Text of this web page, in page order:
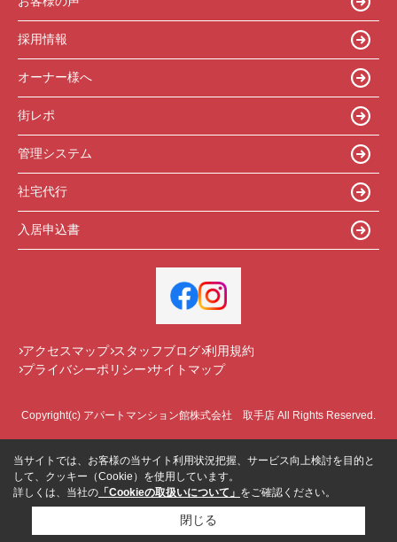
採用情報
オーナー様へ
街レポ
管理システム
社宅代行
入居申込書
アクセスマップ スタッフブログ 利用規約
プライバシーポリシー サイトマップ
Copyright(c) アパートマンション館株式会社 取手店 All Rights Reserved.
当サイトでは、お客様の当サイト利用状況把握、サービス向上検討を目的と
して、クッキー（Cookie）を使用しています。
詳しくは、当社の 「Cookieの取扱いについて」 をご確認ください。
閉じる